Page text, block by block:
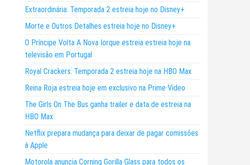
Extraordinária: Temporada 2 estreia hoje no Disney+
Morte e Outros Detalhes estreia hoje no Disney+
O Príncipe Volta A Nova Iorque estreia estreia hoje na
televisão em Portugal
Royal Crackers: Temporada 2 estreia hoje na HBO Max
Reina Roja estreia hoje em exclusivo na Prime Video
The Girls On The Bus ganha trailer e data de estreia na
HBO Max
Netflix prepara mudança para deixar de pagar comissões
à Apple
Motorola anuncia Corning Gorilla Glass para todos os